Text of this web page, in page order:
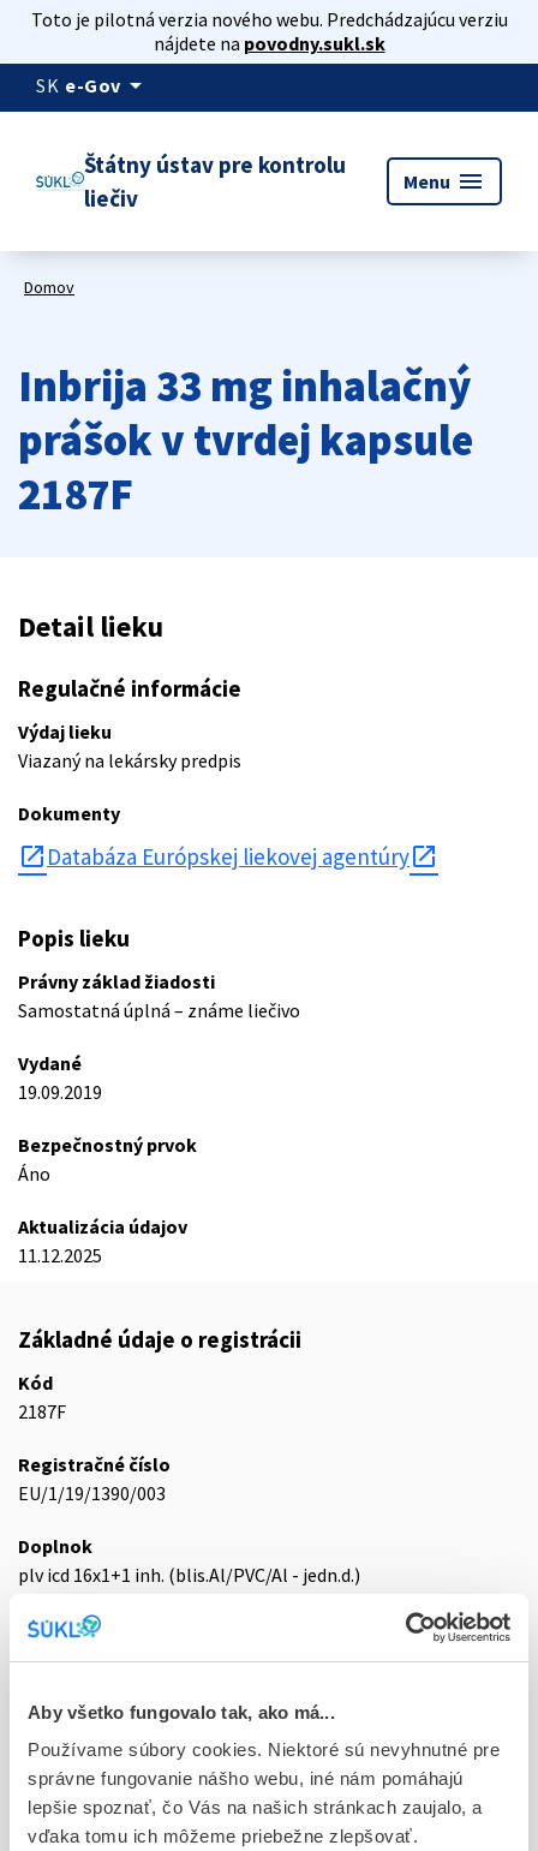
Aby všetko fungovalo tak, ako má...
Používame súbory cookies. Niektoré sú nevyhnutné pre
správne fungovanie nášho webu, iné nám pomáhajú
lepšie spoznať, čo Vás na našich stránkach zaujalo, a
vďaka tomu ich môžeme priebežne zlepšovať.
Toto je pilotná verzia nového webu. Predchádzajúcu verziu
nájdete na povodny.sukl.sk
SK e-Gov arrow_drop_down
Štátny ústav pre kontrolu
liečiv
Menu menu
Domov
Inbrija 33 mg inhalačný
prášok v tvrdej kapsule
2187F
Detail lieku
Regulačné informácie
Výdaj lieku
Viazaný na lekársky predpis
Dokumenty
open_in_new Databáza Európskej liekovej agentúry
Popis lieku
Právny základ žiadosti
Samostatná úplná – známe liečivo
Vydané
19.09.2019
Bezpečnostný prvok
Áno
Aktualizácia údajov
11.12.2025
Základné údaje o registrácii
Kód
2187F
Registračné číslo
EU/1/19/1390/003
Doplnok
plv icd 16x1+1 inh. (blis.Al/PVC/Al - jedn.d.)
Stav
E - EU registrácia
Typ registračnej procedúry
Európska
Držiteľ, krajina
Merz Therapeutics GmbH, Nemecko